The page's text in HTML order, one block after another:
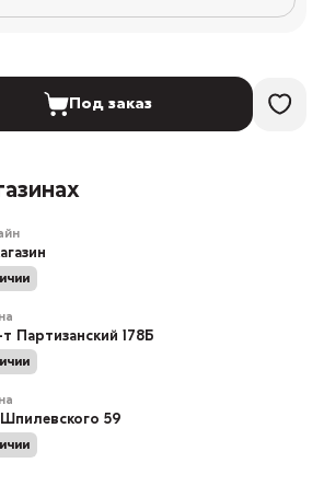
Под заказ
Партизанский 178Б
59